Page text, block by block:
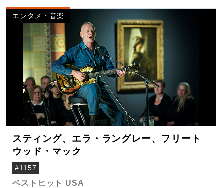
エンタメ・音楽
スティング、エラ・ラングレー、フリート
ウッド・マック
#1157
ベストヒット USA